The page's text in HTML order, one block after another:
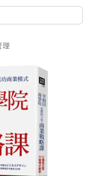
理